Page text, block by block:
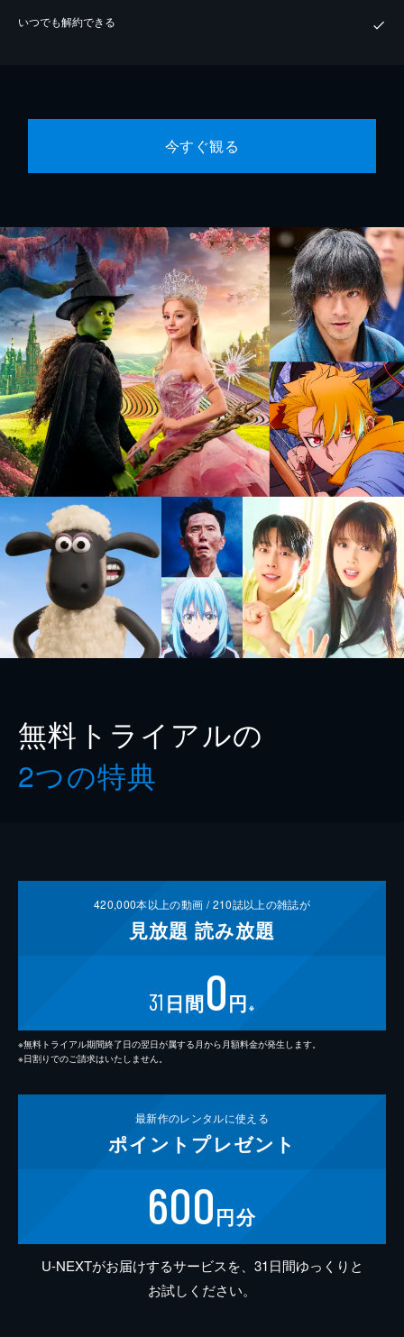
いつでも解約できる
今すぐ観る
無料トライアルの
2つの特典
420,000本以上の動画 /210誌以上の雑誌が
見放題 読み放題
31 日間0円 ※
※無料トライアル期間終了日の翌日が属する月から月額料金が発生します。
※日割りでのご請求はいたしません。
最新作のレンタルに使える
ポイント プレゼント
600円分
U-NEXTがお届けするサービスを、31日間ゆっくりと
お試しください。